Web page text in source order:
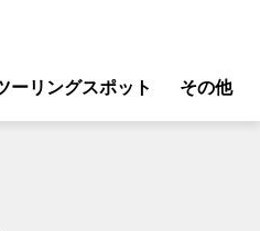
ーリングスポット その他